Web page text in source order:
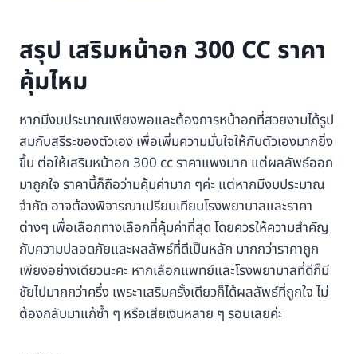
สรุป เสริมหน้าอก 300 CC ราคา
คุ้มไหม
หากมีงบประมาณเพียงพอและต้องการหน้าอกที่สวยงามได้รูป
สมกับสรีระของตัวเอง เพื่อเพิ่มความมั่นใจให้กับตัวเองมากยิ่ง
ขึ้น ต่อให้เสริมหน้าอก 300 cc ราคาแพงมาก แต่ผลลัพธ์ออก
มาถูกใจ ราคานี้ก็ถือว่ามคุ้มค่ามาก ๆค่ะ แต่หากมีงบประมาณ
จำกัด อาจต้องพิจารณาเปรียบเทียบโรงพยาบาลและราคา
ต่างๆ เพื่อเลือกทางเลือกที่คุ้มค่าที่สุด โดยควรให้ความสำคัญ
กับความปลอดภัยและผลลัพธ์ที่ดีเป็นหลัก มากกว่าราคาถูก
เพียงอย่างเดียวนะคะ หากเลือกแพทย์และโรงพยาบาลที่ดีก็มี
ชัยไปมากกว่าครึ่ง เพระาเสริมครั้งเดียวก็ได้ผลลัพธ์ที่ถูกใจ ไม่
ต้องกลับมาแก้ซ้ำ ๆ หรือเสียเงินหลาย ๆ รอบเลยค่ะ